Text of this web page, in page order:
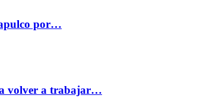
por…
volver a trabajar…